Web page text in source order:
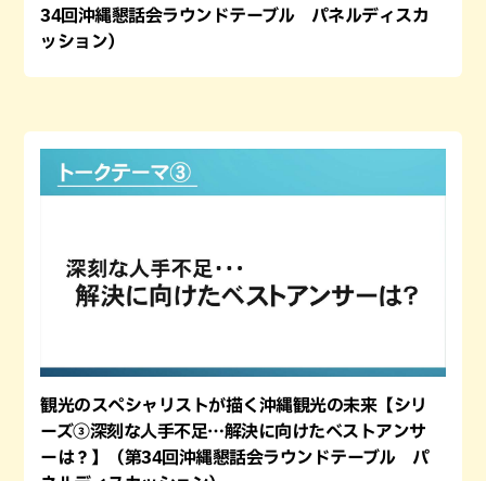
34回沖縄懇話会ラウンドテーブル パネルディスカ
ッション）
観光のスペシャリストが描く沖縄観光の未来【シリ
ーズ③深刻な人手不足…解決に向けたベストアンサ
ーは？】（第34回沖縄懇話会ラウンドテーブル パ